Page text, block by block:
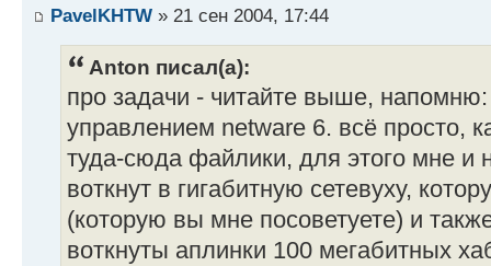
PavelKHTW » 21 сен 2004, 17:44
Anton писал(а):
про задачи - читайте выше,
управлением netware 6. всё просто,
туда-сюда файлики, для этого мне и
воткнут в гигабитную сетевуху,
(которую вы мне посоветуете) и
воткнуты аплинки 100 мегабитных